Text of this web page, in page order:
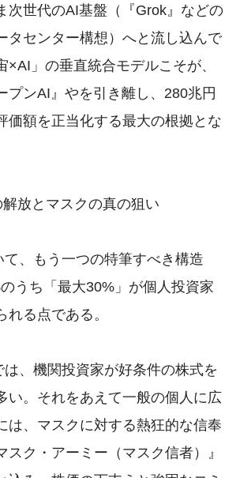
次世代のAI基盤（『Grok』などの
タセンター構想）へと流し込んで
×AI」の垂直統合モデルこそが、
プンAI』やを引き離し、280兆円
価額を正当化する最大の根拠とな
放とマスクの真の狙い
、もう一つの特筆すべき構造
うち「最大30%」が個人投資家
る点である。
、機関投資家が好条件の株式を
い。それをあえて一般の個人に広
は、マスクに対する熱狂的な信奉
スク・アーミー（マスク信者）』